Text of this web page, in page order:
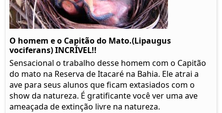
O homem e o Capitão do Mato.(Lipaugus
vociferans) INCRÍVEL!!
Sensacional o trabalho desse homem com o Capitão
do mato na Reserva de Itacaré na Bahia. Ele atrai a
ave para seus alunos que ficam extasiados com o
show da natureza. É gratificante você ver uma ave
ameaçada de extinção livre na natureza.